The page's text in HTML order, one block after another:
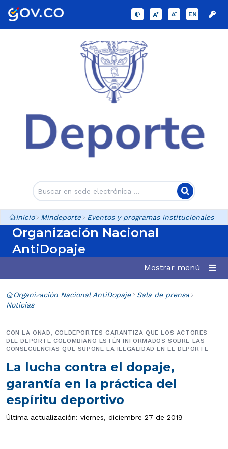
EN
Inicio Mindeporte Eventos y programas institucionales
Organización Nacional
AntiDopaje
Mostrar menú
Organización Nacional AntiDopaje
Sala de prensa
Noticias
La lucha contra el dopaje,
garantía en la práctica del
espíritu deportivo
CON LA ONAD, COLDEPORTES GARANTIZA QUE LOS ACTORES
DEL DEPORTE COLOMBIANO ESTÉN INFORMADOS SOBRE LAS
CONSECUENCIAS QUE SUPONE LA ILEGALIDAD EN EL DEPORTE
Última actualización: viernes, diciembre 27 de 2019